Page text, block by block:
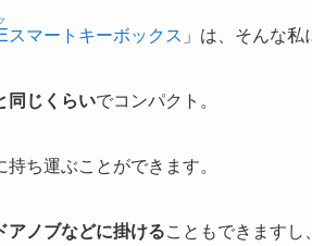
スマートキーボックス 」は、そんな私
同じくらいでコンパクト。
ち運ぶことができます。
ドアノブなどに掛けることもできますし、